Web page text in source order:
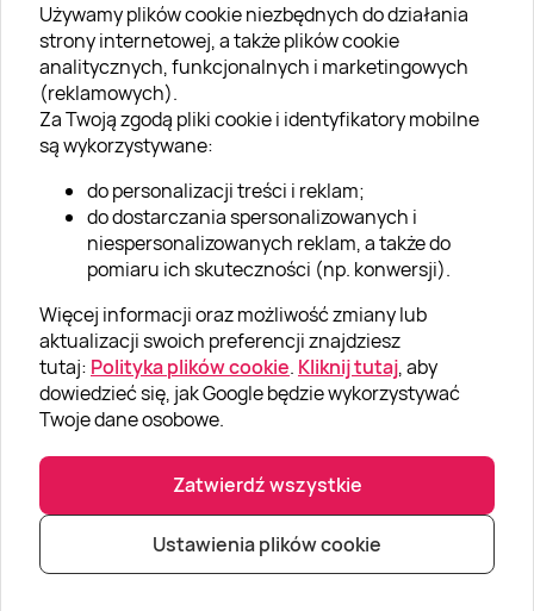
Używamy plików cookie niezbędnych do działania
strony internetowej, a także plików cookie
analitycznych, funkcjonalnych i marketingowych
(reklamowych).
Za Twoją zgodą pliki cookie i identyfikatory mobilne
są wykorzystywane:
do personalizacji treści i reklam;
do dostarczania spersonalizowanych i
niespersonalizowanych reklam, a także do
pomiaru ich skuteczności (np. konwersji).
Więcej informacji oraz możliwość zmiany lub
aktualizacji swoich preferencji znajdziesz
tutaj: Polityka plików cookie. Kliknij tutaj, aby
dowiedzieć się, jak Google będzie wykorzystywać
Twoje dane osobowe.
Zatwierdź wszystkie
Ustawienia plików cookie
O SUPERPREZENTY
O nas
Aktualności
Kariera w Super Prezentach
Klub Lojalnościowy
Dodaj recenzję
Informacje
GRUPA „SUPER PREZENTY“
© Super prezenty 2026|info@superprezenty.pl|22 395 57 20